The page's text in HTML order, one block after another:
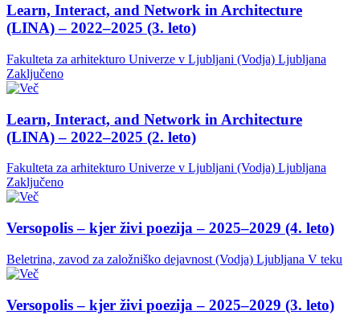
Learn, Interact, and Network in Architecture
(LINA) – 2022–2025 (3. leto)
Fakulteta za arhitekturo Univerze v Ljubljani (Vodja) Ljubljana
Zaključeno
Learn, Interact, and Network in Architecture
(LINA) – 2022–2025 (2. leto)
Fakulteta za arhitekturo Univerze v Ljubljani (Vodja) Ljubljana
Zaključeno
Versopolis – kjer živi poezija – 2025–2029 (4. leto)
Beletrina, zavod za založniško dejavnost (Vodja) Ljubljana V teku
Versopolis – kjer živi poezija – 2025–2029 (3. leto)